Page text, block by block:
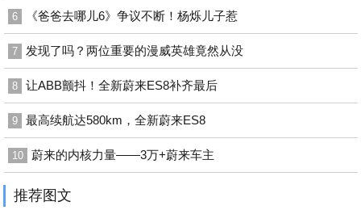
6 《爸爸去哪儿6》争议不断！杨烁儿子惹
7 发现了吗？两位重要的漫威英雄竟然从没
8 让ABB颤抖！全新蔚来ES8补齐最后
9 最高续航达580km，全新蔚来ES8
10 蔚来的内核力量——3万+蔚来车主
推荐图文